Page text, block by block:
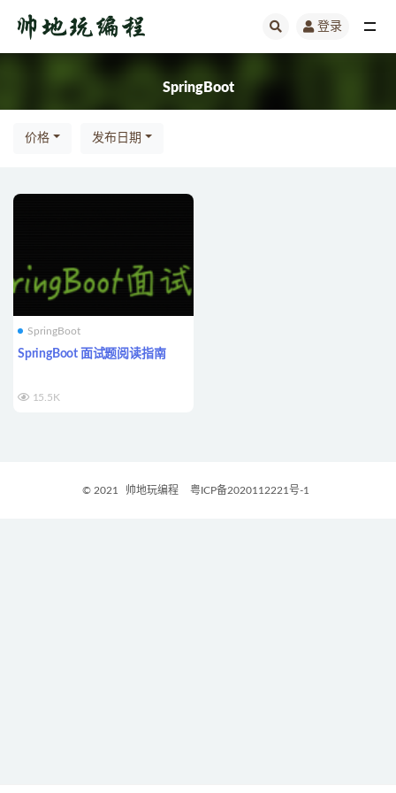
登录
SpringBoot
价格 发布日期
SpringBoot
SpringBoot 面试题阅读指南
15.5K
© 2021 帅地玩编程 粤ICP备2020112221号-1